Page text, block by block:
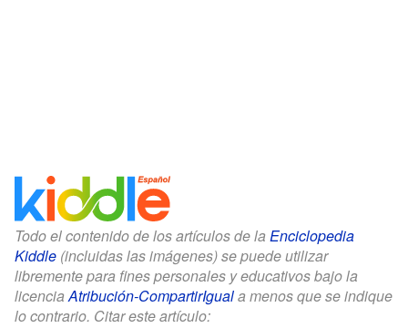
Todo el contenido de los artículos de la Enciclopedia
Kiddle (incluidas las imágenes) se puede utilizar
libremente para fines personales y educativos bajo la
licenciaAtribución-CompartirIguala menos que se indique
lo contrario. Citar este artículo: